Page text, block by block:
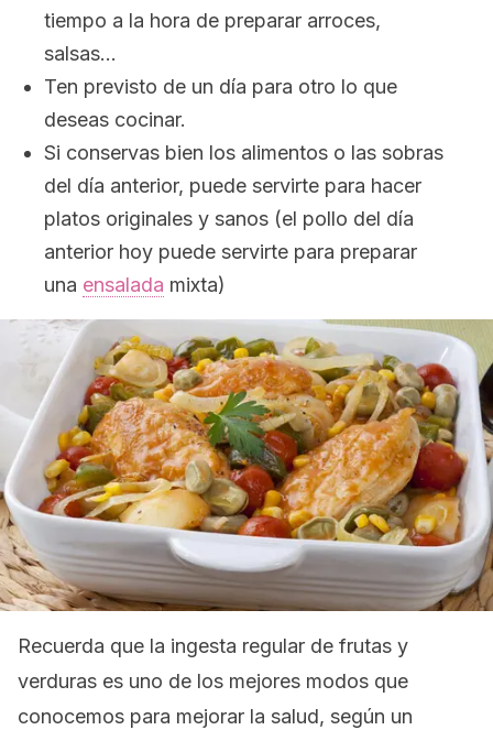
tiempo a la hora de preparar arroces,
salsas…
Ten previsto de un día para otro lo que
deseas cocinar.
Si conservas bien los alimentos o las sobras
del día anterior, puede servirte para hacer
platos originales y sanos (el pollo del día
anterior hoy puede servirte para preparar
una ensalada mixta)
Recuerda que la ingesta regular de frutas y
verduras es uno de los mejores modos que
conocemos para mejorar la salud, según un